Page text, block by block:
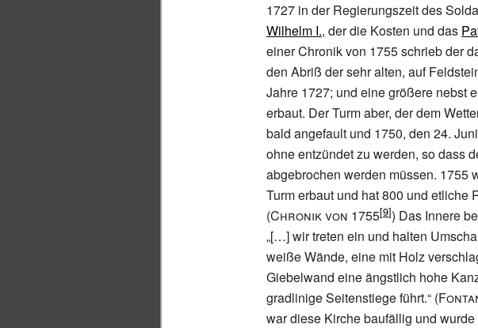
1727 in der Regierungszeit des
Wilhelm I., der die Kosten und das
einer Chronik von 1755 schrieb der
den Abriß der sehr alten, auf
Jahre 1727; und eine größere nebst
erbaut. Der Turm aber, der dem
bald angefault und 1750, den 24.
ohne entzündet zu werden, so dass
abgebrochen werden müssen. 1755
Turm erbaut und hat 800 und etliche
(Chronik von 1755 ) Das Innere
„[…] wir treten ein und halten
weiße Wände, eine mit Holz
Giebelwand eine ängstlich hohe
gradlinige Seitenstiege führt.“ (
war diese Kirche baufällig und